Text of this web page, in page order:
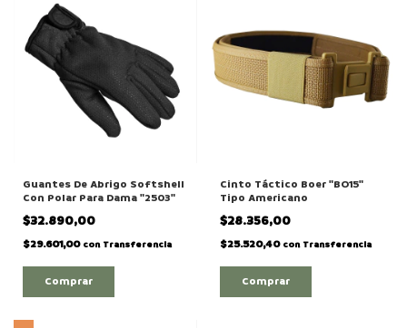
Guantes De Abrigo Softshell
Con Polar Para Dama "2503"
$32.890,00
$29.601,00 con Transferencia
Comprar
Cinto Táctico Boer "BO15"
Tipo Americano
$28.356,00
$25.520,40 con Transferencia
Comprar